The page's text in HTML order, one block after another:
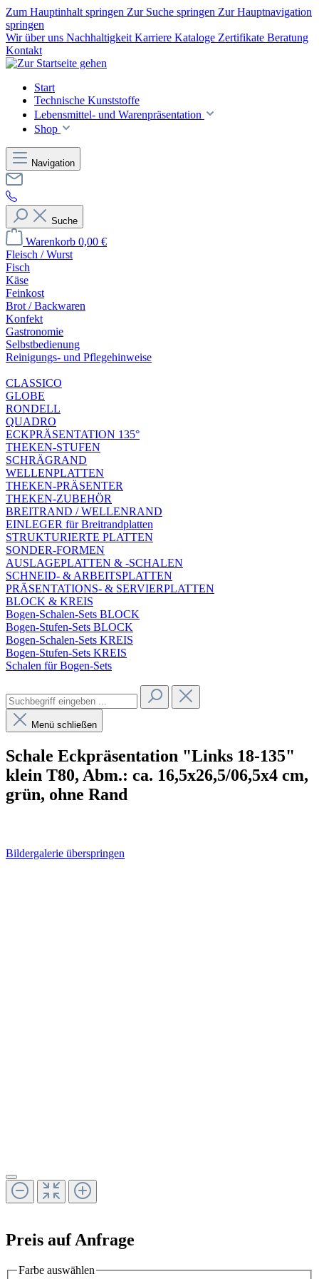
Zum Hauptinhalt springen Zur Suche springen Zur Hauptnavigation
springen
Wir über uns Nachhaltigkeit Karriere Kataloge Zertifikate Beratung
Kontakt
Start
Technische Kunststoffe
Lebensmittel- und Warenpräsentation
Shop
Navigation
Suche
Warenkorb 0,00 €
Fleisch / Wurst
Fisch
Käse
Feinkost
Brot / Backwaren
Konfekt
Gastronomie
Selbstbedienung
Reinigungs- und Pflegehinweise
CLASSICO
GLOBE
RONDELL
QUADRO
ECKPRÄSENTATION 135°
THEKEN-STUFEN
SCHRÄGRAND
WELLENPLATTEN
THEKEN-PRÄSENTER
THEKEN-ZUBEHÖR
BREITRAND / WELLENRAND
EINLEGER für Breitrandplatten
STRUKTURIERTE PLATTEN
SONDER-FORMEN
AUSLAGEPLATTEN & -SCHALEN
SCHNEID- & ARBEITSPLATTEN
PRÄSENTATIONS- & SERVIERPLATTEN
BLOCK & KREIS
Bogen-Schalen-Sets BLOCK
Bogen-Stufen-Sets BLOCK
Bogen-Schalen-Sets KREIS
Bogen-Stufen-Sets KREIS
Schalen für Bogen-Sets
Menü schließen
Schale Eckpräsentation "Links 18-135"
klein T80, Abm.: ca. 16,5x26,5/06,5x4 cm,
grün, ohne Rand
Bildergalerie überspringen
Preis auf Anfrage
Farbe auswählen